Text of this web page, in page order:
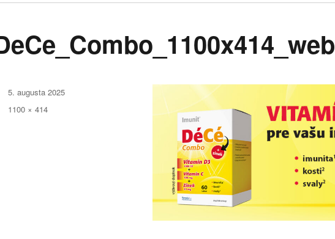
Publikované
5. augusta 2025
Plná
1100 × 414